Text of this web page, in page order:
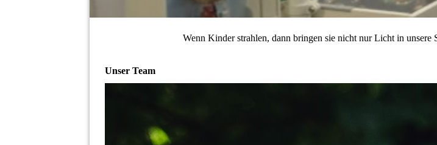
Wenn Kinder strahlen, dann bringen sie nicht nur Licht in unsere
Unser Team